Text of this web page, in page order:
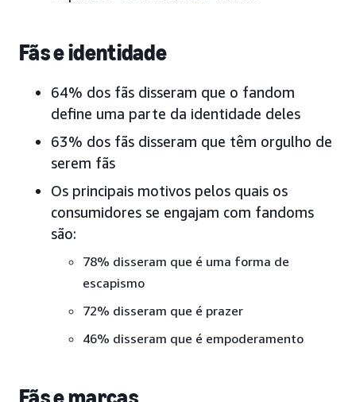
Fãs e identidade
64% dos fãs disseram que o fandom
define uma parte da identidade deles
63% dos fãs disseram que têm orgulho de
serem fãs
Os principais motivos pelos quais os
consumidores se engajam com fandoms
são:
78% disseram que é uma forma de
escapismo
72% disseram que é prazer
46% disseram que é empoderamento